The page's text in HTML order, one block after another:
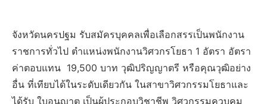
จังหวัดนครปฐม รับสมัครบุคคลเพื่อเลือกสรรเป็นพนักงาน
ราชการทั่วไป ตําแหน่งพนักงานวิศวกรโยธา 1 อัตรา อัตรา
ค่าตอบแทน 19,500 บาท วุฒิปริญญาตรี หรือคุณวุฒิอย่าง
อื่น ที่เทียบได้ในระดับเดียวกัน ในสาขาวิศวกรรมโยธาและ
ได้รับ ใบอนุญาต เป็นผู้ประกอบวิชาชีพ วิศวกรรมควบคุม